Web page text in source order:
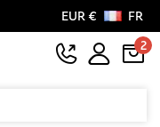
EUR €
FR
2